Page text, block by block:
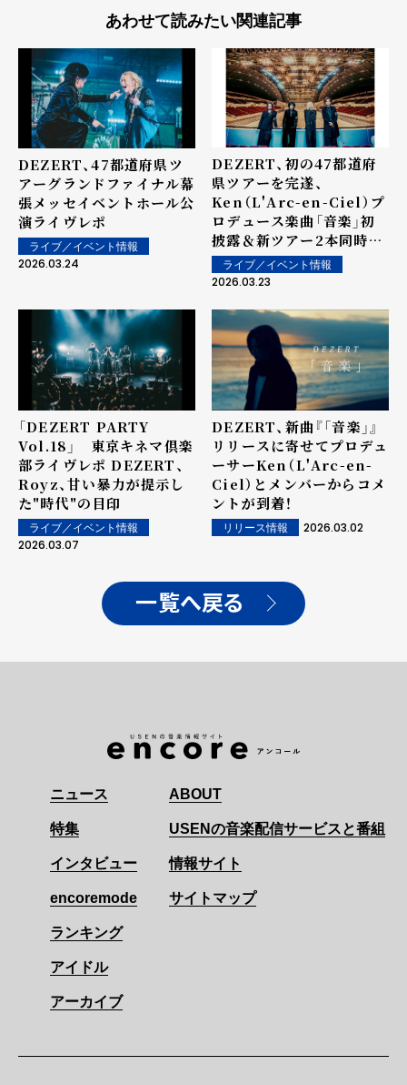
あわせて読みたい関連記事
DEZERT、47都道府県ツ
アーグランドファイナル幕
張メッセイベントホール公
演ライヴレポ
ライブ／イベント情報
2026.03.24
DEZERT、初の47都道府
県ツアーを完遂、
Ken（L'Arc-en-Ciel）プ
ロデュース楽曲「音楽」初
披露＆新ツアー2本同時発
表！ライブ／イベント情報
2026.03.23
「DEZERT PARTY
Vol.18」 東京キネマ倶楽
部ライヴレポ DEZERT、
Royz、甘い暴力が提示し
た"時代"の目印
ライブ／イベント情報
2026.03.07
DEZERT、新曲『「音楽」』
リリースに寄せてプロデュ
ーサーKen（L'Arc-en-
Ciel）とメンバーからコメ
ントが到着！
リリース情報 2026.03.02
一覧へ戻る
ニュース
特集
インタビュー
encoremode
ランキング
アイドル
アーカイブ
ABOUT
USENの音楽配信サービスと番組
情報サイト
サイトマップ